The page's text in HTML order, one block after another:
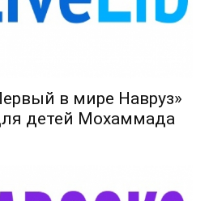
в мире Навруз»
детей Мохаммада